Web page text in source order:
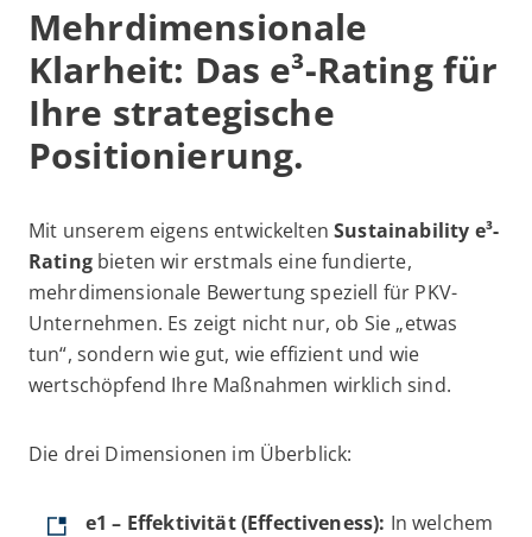
Mehrdimensionale
Klarheit: Das e³-Rating für
Ihre strategische
Positionierung.
Mit unserem eigens entwickeltenSustainability e³-
Ratingbieten wir erstmals eine fundierte,
mehrdimensionale Bewertung speziell für PKV-
Unternehmen. Es zeigt nicht nur, ob Sie „etwas
tun“, sondern wie gut, wie effizient und wie
wertschöpfend Ihre Maßnahmen wirklich sind.
Die drei Dimensionen im Überblick:
e1 – Effektivität (Effectiveness): In welchem